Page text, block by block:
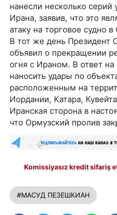
нанесли несколько серий
Ирана, заявив, что это
атаку на торговое судно
В тот же день
объявил о прекращении
огня с Ираном. В ответ на
наносить удары по
расположенным на
Иордании, Катара,
Иранская сторона в
что Ормузский пролив
Komissiyasız kredit sifariş
#МАСУД ПЕЗЕШКИАН